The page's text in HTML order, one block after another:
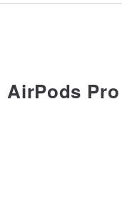
AirPods